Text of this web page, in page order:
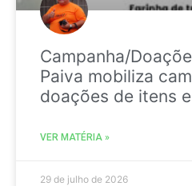
Campanha/
Paiva mobiliza
doações de itens
VER MATÉRIA »
29 de julho de 2026